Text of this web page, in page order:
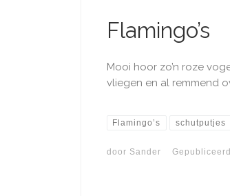
Flamingo’s
Mooi hoor zo’n roze
vliegen en al remmend
Flamingo’s schutputjes
door Sander Gepubliceerd